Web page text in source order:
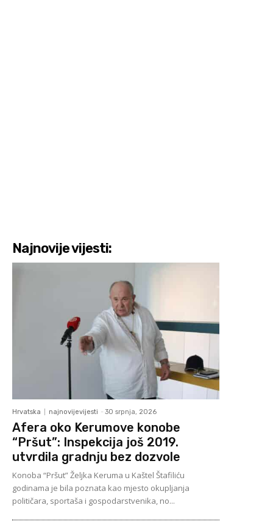
Najnovije vijesti:
Hrvatska najnovijevijesti - 30 srpnja, 2026
Afera oko Kerumove konobe
“Pršut”: Inspekcija još 2019.
utvrdila gradnju bez dozvole
Konoba “Pršut” Željka Keruma u Kaštel Štafiliću
godinama je bila poznata kao mjesto okupljanja
političara, sportaša i gospodarstvenika, no...